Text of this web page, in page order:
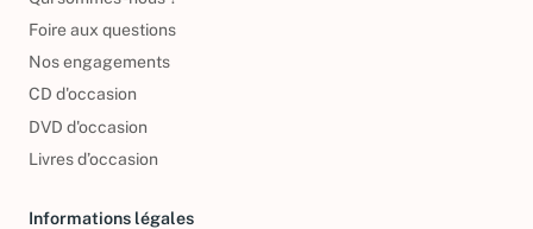
Foire aux questions
Nos engagements
CD d'occasion
DVD d'occasion
Livres d’occasion
Informations légales